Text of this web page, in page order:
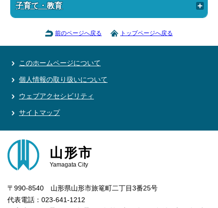
子育て・教育
前のページへ戻る トップページへ戻る
このホームページについて
個人情報の取り扱いについて
ウェブアクセシビリティ
サイトマップ
山形市
Yamagata City
〒990-8540 山形県山形市旅篭町二丁目3番25号
代表電話：023-641-1212